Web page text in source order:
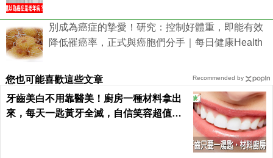
別成為癌症的摯愛！研究：控制好體重，即能有效
降低罹癌率，正式與癌胞們分手｜每日健康Health
您也可能喜歡這些文章
牙齒美白不用靠醫美！廚房一種材料拿出
來，每天一匙黃牙全滅，自信笑容超值｜
Recommended by